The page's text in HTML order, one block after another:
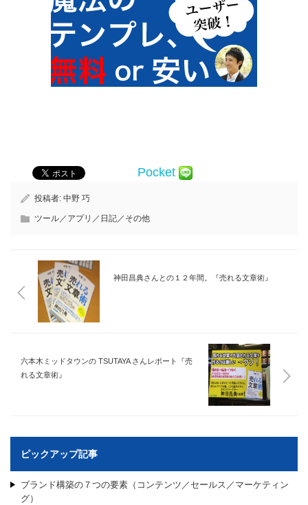
Pocket
投稿者: 中野 巧
ツール／アプリ／日記／その他
神田昌典さんとの１２年間。『売れる文章術』
六本木ミッドタウンの TSUTAYA さんレポート『売
れる文章術』
ピックアップ記事
ブランド構築の７つの要素（コンテンツ／セールス／マーケティン
グ）